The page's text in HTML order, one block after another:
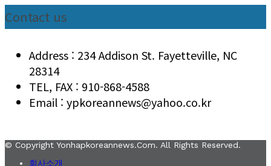
Contact us
Address : 234 Addison St. Fayetteville, NC
28314
TEL, FAX : 910-868-4588
Email : ypkoreannews@yahoo.co.kr
© Copyright Yonhapkoreannews.com. All Rights Reserved.
회사소개